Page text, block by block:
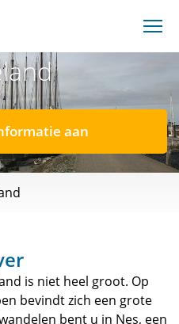
aan
is niet heel groot. Op
bevindt zich een grote
bent u in Nes, een